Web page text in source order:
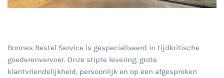
Bonnes Bestel Service is gespecialiseerd in tijdkritische
goederenvervoer. Onze stipte levering, grote
klantvriendelijkheid, persoonlijk en op een afgesproken